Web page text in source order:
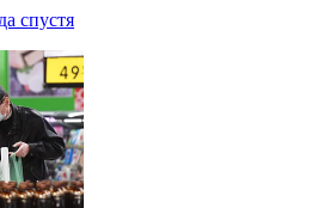
спустя